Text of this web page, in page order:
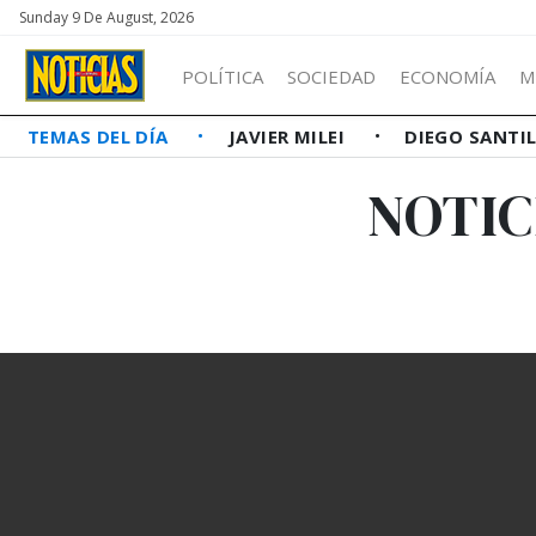
Sunday 9 De August, 2026
POLÍTICA SOCIEDAD ECONOMÍA
TEMAS DEL DÍA JAVIER MILEI DIEGO